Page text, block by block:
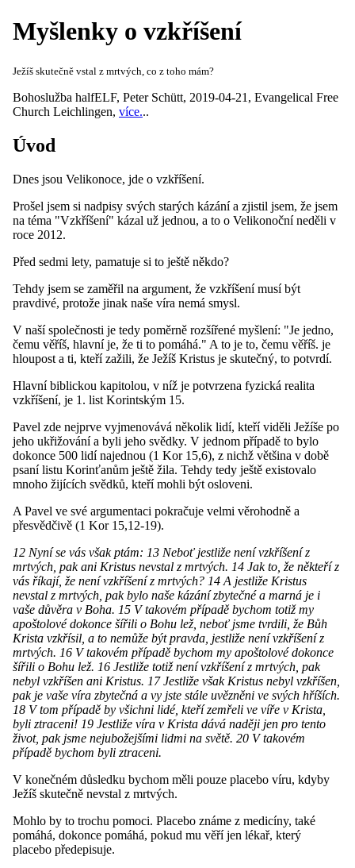
Myšlenky o vzkříšení
Ježíš skutečně vstal z mrtvých, co z toho mám?
Bohoslužba halfELF, Peter Schütt, 2019-04-21 , Evangelical Free
Church Leichlingen, více...
Úvod
Dnes jsou Velikonoce, jde o vzkříšení.
Prošel jsem si nadpisy svých starých kázání a zjistil jsem, že jsem
na téma "Vzkříšení" kázal už jednou, a to o Velikonoční neděli v
roce 2012.
Před sedmi lety, pamatuje si to ještě někdo?
Tehdy jsem se zaměřil na argument, že vzkříšení musí být
pravdivé, protože jinak naše víra nemá smysl.
V naší společnosti je tedy poměrně rozšířené myšlení: "Je jedno,
čemu věříš, hlavní je, že ti to pomáhá." A to je to, čemu věříš. je
hloupost a ti, kteří zažili, že Ježíš Kristus je skutečný, to potvrdí.
Hlavní biblickou kapitolou, v níž je potvrzena fyzická realita
vzkříšení, je 1. list Korintským 15.
Pavel zde nejprve vyjmenovává několik lidí, kteří viděli Ježíše po
jeho ukřižování a byli jeho svědky. V jednom případě to bylo
dokonce 500 lidí najednou (1 Kor 15,6), z nichž většina v době
psaní listu Korinťanům ještě žila. Tehdy tedy ještě existovalo
mnoho žijících svědků, kteří mohli být osloveni.
A Pavel ve své argumentaci pokračuje velmi věrohodně a
přesvědčivě (1 Kor 15,12-19).
12 Nyní se vás však ptám: 13 Neboť jestliže není vzkříšení z
mrtvých, pak ani Kristus nevstal z mrtvých. 14 Jak to, že někteří z
vás říkají, že není vzkříšení z mrtvých? 14 A jestliže Kristus
nevstal z mrtvých, pak bylo naše kázání zbytečné a marná je i
vaše důvěra v Boha. 15 V takovém případě bychom totiž my
apoštolové dokonce šířili o Bohu lež, neboť jsme tvrdili, že Bůh
Krista vzkřísil, a to nemůže být pravda, jestliže není vzkříšení z
mrtvých. 16 V takovém případě bychom my apoštolové dokonce
šířili o Bohu lež. 16 Jestliže totiž není vzkříšení z mrtvých, pak
nebyl vzkříšen ani Kristus. 17 Jestliže však Kristus nebyl vzkříšen,
pak je vaše víra zbytečná a vy jste stále uvězněni ve svých hříších.
18 V tom případě by všichni lidé, kteří zemřeli ve víře v Krista,
byli ztraceni! 19 Jestliže víra v Krista dává naději jen pro tento
život, pak jsme nejubožejšími lidmi na světě. 20 V takovém
případě bychom byli ztraceni.
V konečném důsledku bychom měli pouze placebo víru, kdyby
Ježíš skutečně nevstal z mrtvých.
Mohlo by to trochu pomoci. Placebo známe z medicíny, také
pomáhá, dokonce pomáhá, pokud mu věří jen lékař, který
placebo předepisuje.